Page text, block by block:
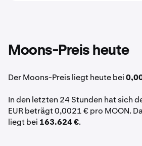
Moons-Preis heute
Der Moons-Preis liegt heute bei
In den letzten 24 Stunden hat sich
EUR beträgt 0,0021 € pro MOON.
liegt bei 163.624 €.